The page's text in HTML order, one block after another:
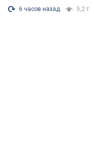
6 часов назад 5,2 т.